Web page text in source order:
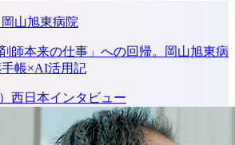
山旭東病院
師本来の仕事」への回帰。岡山旭東病
帳×AI活用記
西日本インタビュー